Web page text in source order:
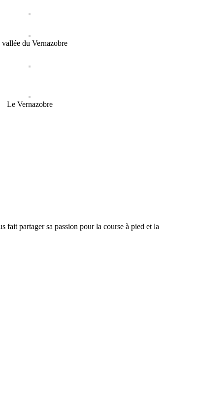
du Vernazobre
Le Vernazobre
partager sa passion pour la course à pied et la